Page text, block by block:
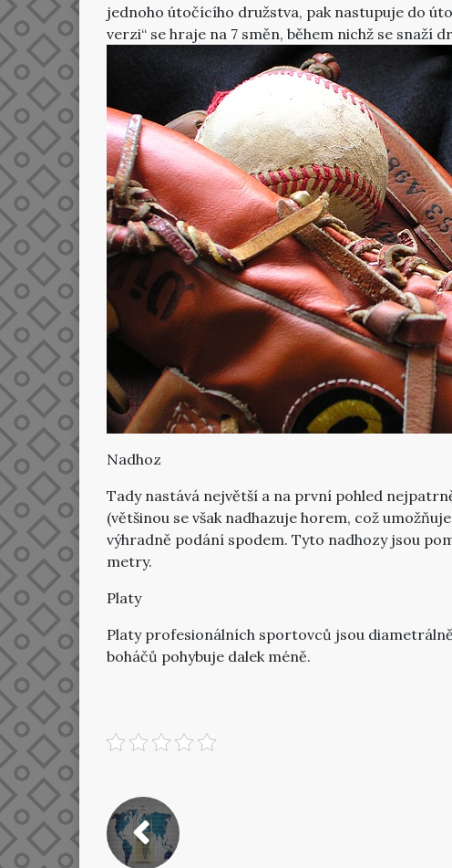
jednoho útočícího družstva, pak nastupuje do
verzi“ se hraje na 7 směn, během nichž se snaží
Nadhoz
Tady nastává největší a na první pohled
(většinou se však nadhazuje horem, což
výhradně podání spodem. Tyto nadhozy jsou
metry.
Platy
Platy profesionálních sportovců jsou
boháčů pohybuje dalek méně.